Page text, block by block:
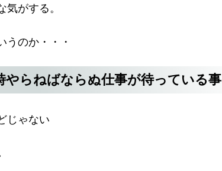
がする。
うのか・・・
やらねばならぬ仕事が待っている事
じゃない